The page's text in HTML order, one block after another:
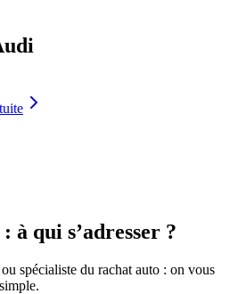
à qui s’adresser ?
spécialiste du rachat auto : on vous